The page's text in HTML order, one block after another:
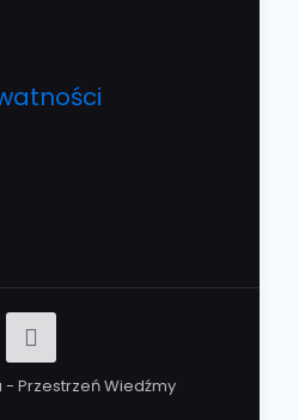
- Przestrzeń Wiedźmy